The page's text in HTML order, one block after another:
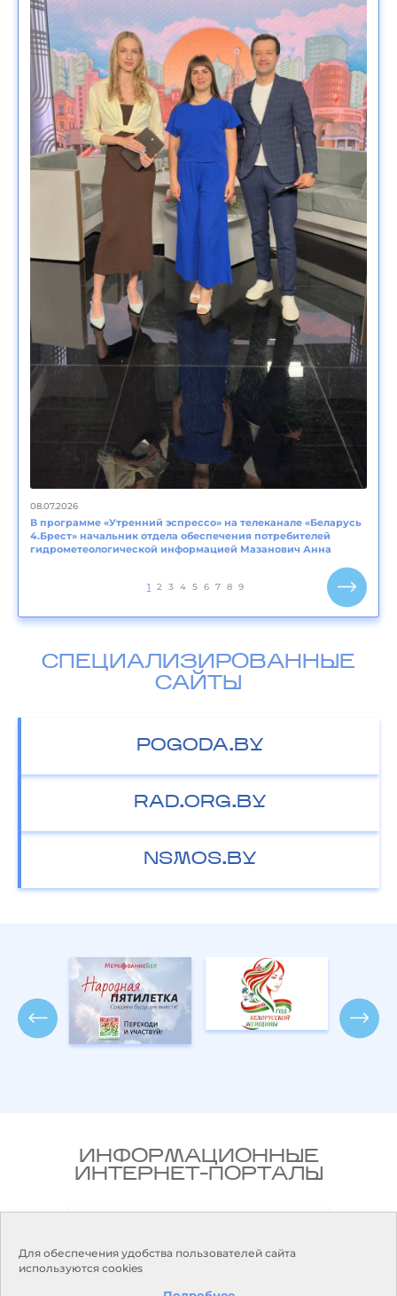
08.07.2026
В программе «Утренний эспрессо» на телеканале «Беларусь
4.Брест» начальник отдела обеспечения потребителей
гидрометеологической информацией Мазанович Анна
1 2 3 4 5 6 7 8 9
СПЕЦИАЛИЗИРОВАННЫЕ
САЙТЫ
POGODA.BY
RAD.ORG.BY
NSMOS.BY
ИНФОРМАЦИОННЫЕ
ИНТЕРНЕТ-ПОРТАЛЫ
среды Республики Беларусь
Для обеспечения удобства пользователей сайта
используются cookies